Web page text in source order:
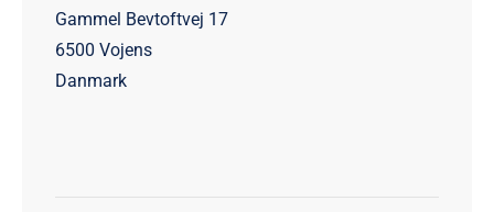
Gammel Bevtoftvej 17
6500 Vojens
Danmark